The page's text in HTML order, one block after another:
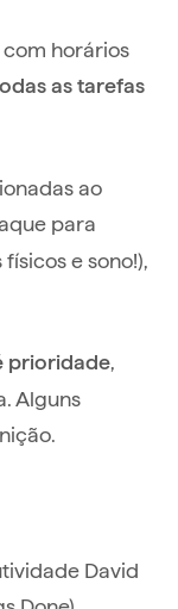
horários
as tarefas
ao
para
e sono!),
prioridade,
Alguns
David